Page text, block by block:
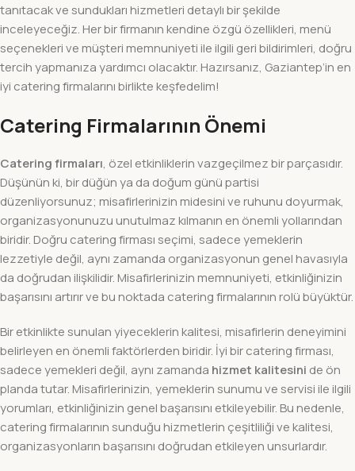
tanıtacak ve sundukları hizmetleri detaylı bir şekilde
inceleyeceğiz. Her bir firmanın kendine özgü özellikleri, menü
seçenekleri ve müşteri memnuniyeti ile ilgili geri bildirimleri, doğru
tercih yapmanıza yardımcı olacaktır. Hazırsanız, Gaziantep’in en
iyi catering firmalarını birlikte keşfedelim!
Catering Firmalarının Önemi
Catering firmaları, özel etkinliklerin vazgeçilmez bir parçasıdır.
Düşünün ki, bir düğün ya da doğum günü partisi
düzenliyorsunuz; misafirlerinizin midesini ve ruhunu doyurmak,
organizasyonunuzu unutulmaz kılmanın en önemli yollarından
biridir. Doğru catering firması seçimi, sadece yemeklerin
lezzetiyle değil, aynı zamanda organizasyonun genel havasıyla
da doğrudan ilişkilidir. Misafirlerinizin memnuniyeti, etkinliğinizin
başarısını artırır ve bu noktada catering firmalarının rolü büyüktür.
Bir etkinlikte sunulan yiyeceklerin kalitesi, misafirlerin deneyimini
belirleyen en önemli faktörlerden biridir. İyi bir catering firması,
sadece yemekleri değil, aynı zamanda hizmet kalitesini de ön
planda tutar. Misafirlerinizin, yemeklerin sunumu ve servisi ile ilgili
yorumları, etkinliğinizin genel başarısını etkileyebilir. Bu nedenle,
catering firmalarının sunduğu hizmetlerin çeşitliliği ve kalitesi,
organizasyonların başarısını doğrudan etkileyen unsurlardır.